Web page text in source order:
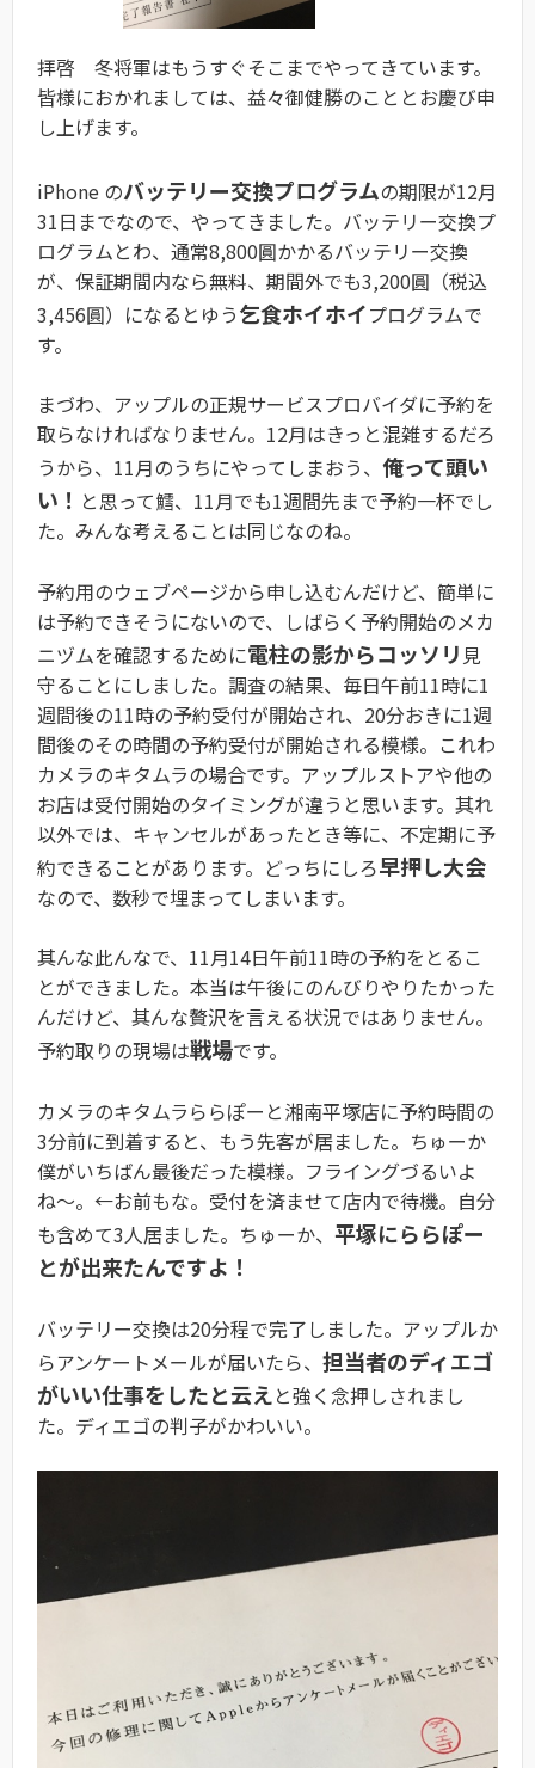
拝啓 冬将軍はもうすぐそこまでやってきています。
皆様におかれましては、益々御健勝のこととお慶び申
し上げます。
iPhone のバッテリー交換プログラムの期限が12月
31日までなので、やってきました。バッテリー交換プ
ログラムとわ、通常8,800圓かかるバッテリー交換
が、保証期間内なら無料、期間外でも3,200圓（税込
3,456圓）になるとゆう乞食ホイホイプログラムで
す。
まづわ、アップルの正規サービスプロバイダに予約を
取らなければなりません。12月はきっと混雑するだろ
うから、11月のうちにやってしまおう、 俺って頭い
い！ と思って鱈、11月でも1週間先まで予約一杯でし
た。みんな考えることは同じなのね。
予約用のウェブページから申し込むんだけど、簡単に
は予約できそうにないので、しばらく予約開始のメカ
ニヅムを確認するために電柱の影からコッソリ 見
守ることにしました。調査の結果、毎日午前11時に1
週間後の11時の予約受付が開始され、20分おきに1週
間後のその時間の予約受付が開始される模様。これわ
カメラのキタムラの場合です。アップルストアや他の
お店は受付開始のタイミングが違うと思います。其れ
以外では、キャンセルがあったとき等に、不定期に予
約できることがあります。どっちにしろ早押し大会
なので、数秒で埋まってしまいます。
其んな此んなで、11月14日午前11時の予約をとるこ
とができました。本当は午後にのんびりやりたかった
んだけど、其んな贅沢を言える状況ではありません。
予約取りの現場は戦場です。
カメラのキタムラららぽーと湘南平塚店に予約時間の
3分前に到着すると、もう先客が居ました。ちゅーか
僕がいちばん最後だった模様。フライングづるいよ
ね〜。←お前もな。受付を済ませて店内で待機。自分
も含めて3人居ました。ちゅーか、 平塚にららぽー
とが出来たんですよ！
バッテリー交換は20分程で完了しました。アップルか
らアンケートメールが届いたら、 担当者のディエゴ
がいい仕事をしたと云えと強く念押しされまし
た。ディエゴの判子がかわいい。